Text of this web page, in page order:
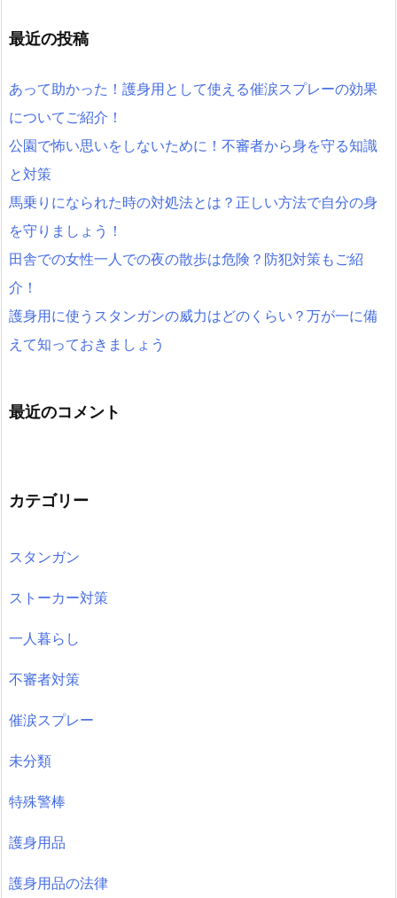
最近の投稿
あって助かった！護身用として使える催涙スプレーの効果
についてご紹介！
公園で怖い思いをしないために！不審者から身を守る知識
と対策
馬乗りになられた時の対処法とは？正しい方法で自分の身
を守りましょう！
田舎での女性一人での夜の散歩は危険？防犯対策もご紹
介！
護身用に使うスタンガンの威力はどのくらい？万が一に備
えて知っておきましょう
最近のコメント
カテゴリー
スタンガン
ストーカー対策
一人暮らし
不審者対策
催涙スプレー
未分類
特殊警棒
護身用品
護身用品の法律